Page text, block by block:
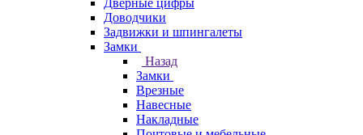
Дверные цифры
Доводчики
Задвижки и шпингалеты
Замки
Назад
Замки
Врезные
Навесные
Накладные